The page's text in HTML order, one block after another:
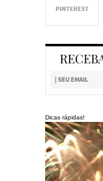
Dicas rápidas!